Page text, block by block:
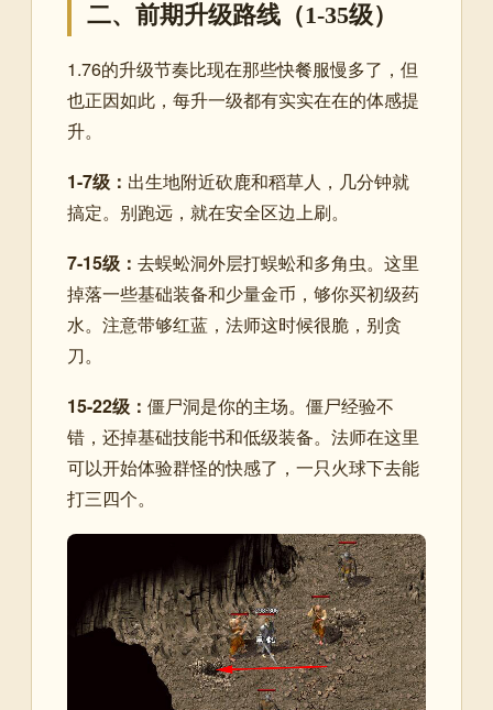
二、前期升级路线（1-35级）
1.76的升级节奏比现在那些快餐服慢多了，但
也正因如此，每升一级都有实实在在的体感提
升。
1-7级： 出生地附近砍鹿和稻草人，几分钟就
搞定。别跑远，就在安全区边上刷。
7-15级： 去蜈蚣洞外层打蜈蚣和多角虫。这里
掉落一些基础装备和少量金币，够你买初级药
水。注意带够红蓝，法师这时候很脆，别贪
刀。
15-22级： 僵尸洞是你的主场。僵尸经验不
错，还掉基础技能书和低级装备。法师在这里
可以开始体验群怪的快感了，一只火球下去能
打三四个。